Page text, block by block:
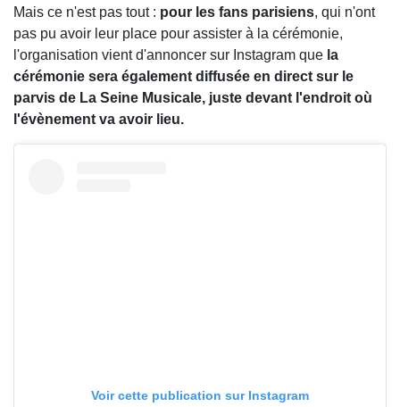
Mais ce n'est pas tout : pour les fans parisiens, qui n'ont
pas pu avoir leur place pour assister à la cérémonie,
l'organisation vient d'annoncer sur Instagram que la
cérémonie sera également diffusée en direct sur le
parvis de La Seine Musicale, juste devant l'endroit où
l'évènement va avoir lieu.
Voir cette publication sur Instagram